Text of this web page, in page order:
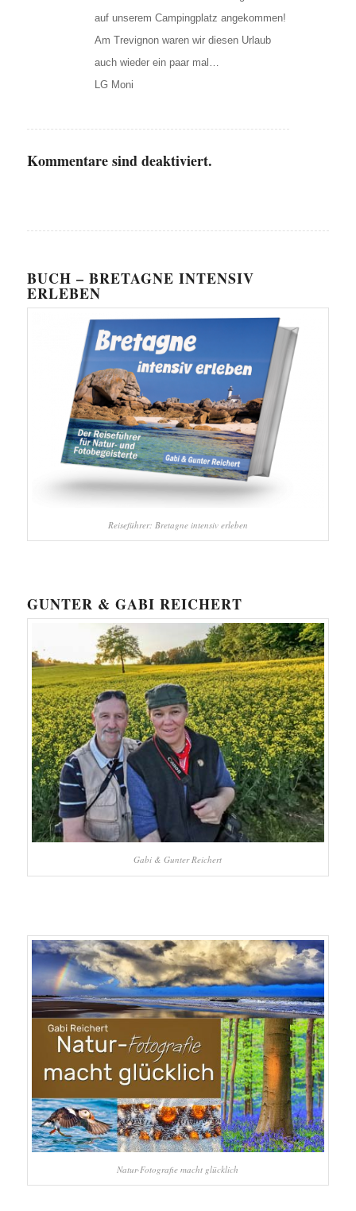
auf unserem Campingplatz angekommen!
Am Trevignon waren wir diesen Urlaub
auch wieder ein paar mal…
LG Moni
Kommentare sind deaktiviert.
BUCH – BRETAGNE INTENSIV
ERLEBEN
Reiseführer: Bretagne intensiv erleben
GUNTER & GABI REICHERT
Gabi & Gunter Reichert
Natur-Fotografie macht glücklich